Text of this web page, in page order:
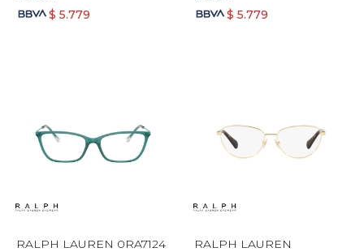
$ 5.779
$ 5.779
RALPH LAUREN 0RA7124
RALPH LAUREN